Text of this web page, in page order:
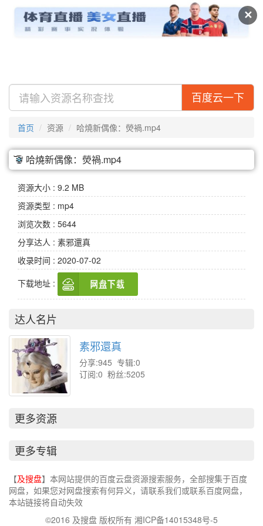
✕
及搜盘 视频 专辑
百度云一下
首页 资源 哈燒新偶像：熒禍.mp4
哈燒新偶像：熒禍.mp4
资源大小 : 9.2 MB
资源类型 : mp4
浏览次数 : 5644
分享达人 : 素邪還真
收录时间 : 2020-07-02
下载地址 :
达人名片
素邪還真
分享:945 专辑:0
订阅:0 粉丝:5205
更多资源
更多专辑
【及搜盘】本网站提供的百度云盘资源搜索服务，全部搜集于百度
网盘，如果您对网盘搜索有何异义，请联系我们或联系百度网盘，
本站链接将自动失效
©2016 及搜盘 版权所有 湘ICP备14015348号-5